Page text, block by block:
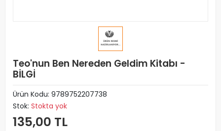
Teo'nun Ben Nereden Geldim Kitabı -
BİLGİ
Ürün Kodu: 9789752207738
Stok: Stokta yok
135,00 TL